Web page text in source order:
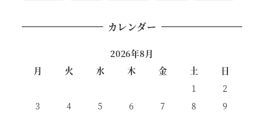
カレンダー
2026年8月
月
火 水 木 金 土
日
1
2
3
4 5 6 7 8
9